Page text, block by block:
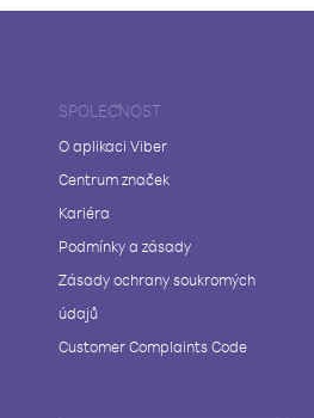
SPOLEČNOST
O aplikaci Viber
Centrum značek
Kariéra
Podmínky a zásady
Zásady ochrany soukromých
údajů
Customer Complaints Code